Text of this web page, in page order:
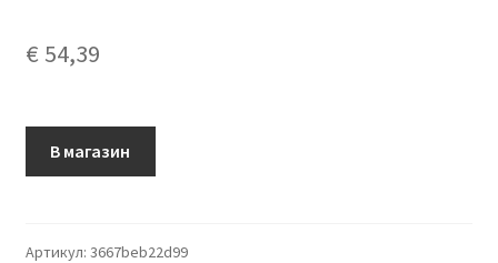
€ 54,39
В магазин
Артикул: 3667beb22d99